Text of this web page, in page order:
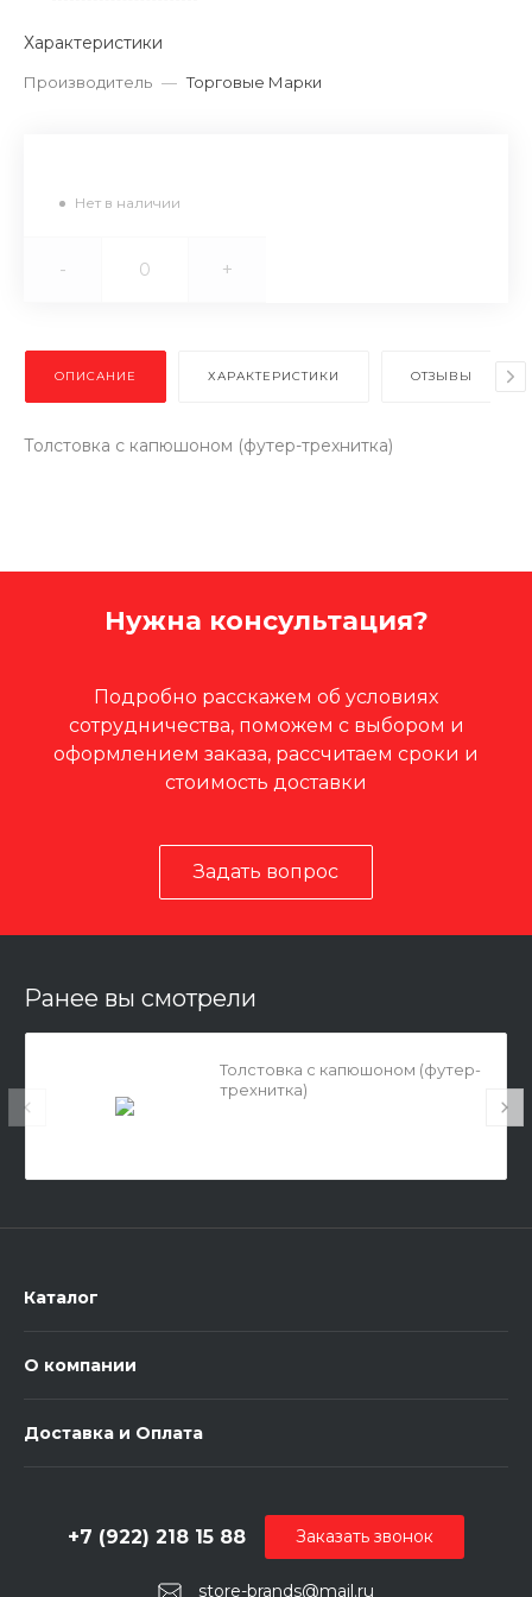
Характеристики
Производитель — Торговые Марки
Нет в наличии
- +
ОПИСАНИЕ ХАРАКТЕРИСТИКИ ОТЗЫВЫ
Толстовка с капюшоном (футер-трехнитка)
Нужна консультация?
Подробно расскажем об условиях
сотрудничества, поможем с выбором и
оформлением заказа, рассчитаем сроки и
стоимость доставки
Задать вопрос
Ранее вы смотрели
Толстовка с капюшоном (футер-
трехнитка)
Каталог
О компании
Доставка и Оплата
store-brands@mail.ru
+7 (922) 218 15 88 Заказать звонок